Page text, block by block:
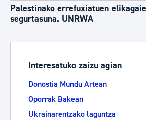
Palestinako errefuxiatuen
segurtasuna. UNRWA
Interesatuko zaizu agian
Donostia Mundu Artean
Oporrak Bakean
Ukrainarentzako laguntza